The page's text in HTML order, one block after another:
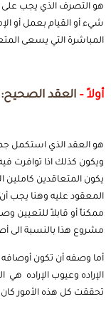
هو التصرف الذي يجب على
شيء أو القيام بعمل أو
المباشرة التي يسعى
أولاً – العقد الصحيح:
هو العقد الذي استكمل
ويكون كذلك اذا توافرت
يكون المتعاقدين
المعقود عليه وهنا يجب
ممكناً أو قابلاً للتعيين
مشروع هذا بالنسبة الى
أما وصفه أن تكون
الإراده وعيوب الإراده هي
تحققت كل هذه الأمور كان